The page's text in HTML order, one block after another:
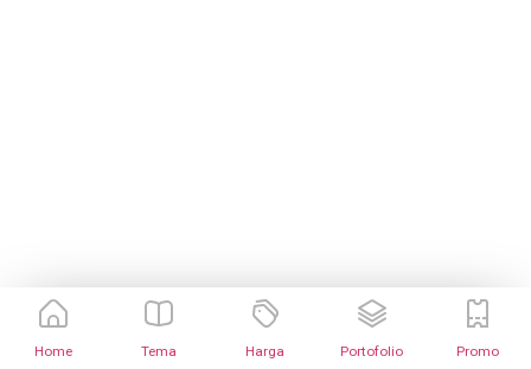
Home Tema Harga Portofolio Promo